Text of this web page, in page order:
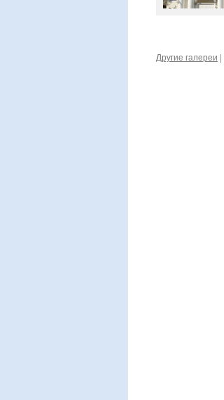
Другие галереи |